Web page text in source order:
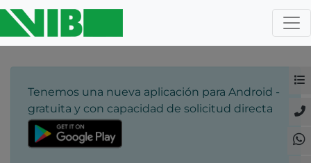
Tenemos una nueva aplicación para Android -
gratuita y con capacidad de solicitud directa